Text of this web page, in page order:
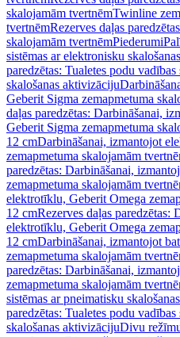
skalojamām tvertnēmTwinline
tvertnēmRezerves daļas
skalojamām tvertnēmPiederumi
sistēmas ar elektronisku
paredzētas: Tualetes podu
skalošanas aktivizāciju
Geberit Sigma zemapmetuma
daļas paredzētas: Darbināšanai,
Geberit Sigma zemapmetuma
12 cmDarbināšanai, izmantojot
zemapmetuma skalojamām
paredzētas: Darbināšanai,
zemapmetuma skalojamām
elektrotīklu, Geberit Omega
12 cmRezerves daļas paredzētas:
elektrotīklu, Geberit Omega
12 cmDarbināšanai, izmantojot
zemapmetuma skalojamām
paredzētas: Darbināšanai,
zemapmetuma skalojamām
sistēmas ar pneimatisku
paredzētas: Tualetes podu
skalošanas aktivizācijuDivu